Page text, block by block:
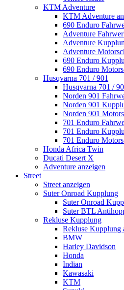
KTM Adventure
KTM Adventure
690 Enduro
Adventure
Adventure
Adventure
690 Enduro
690 Enduro
Husqvarna 701 / 901
Husqvarna 701 /
Norden 901
Norden 901
Norden 901
701 Enduro
701 Enduro
701 Enduro
Honda Africa Twin
Ducati Desert X
Adventure anzeigen
Street
Street anzeigen
Suter Onroad Kupplung
Suter Onroad
Suter BTL
Rekluse Kupplung
Rekluse Kupplung
BMW
Harley Davidson
Honda
Indian
Kawasaki
KTM